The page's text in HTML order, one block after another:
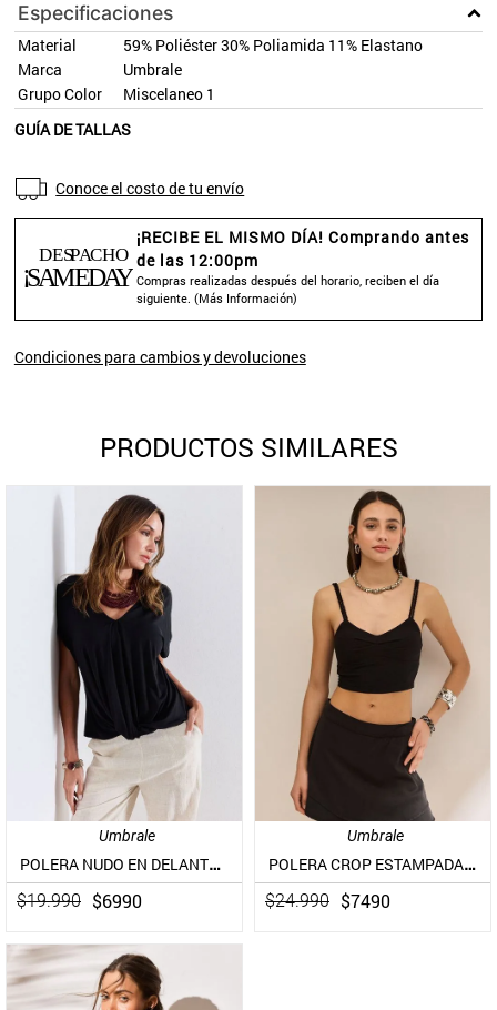
Especificaciones
Material
59% Poliéster 30% Poliamida 11% Elastano
Marca
Umbrale
Grupo Color
Miscelaneo 1
GUÍA DE TALLAS
Conoce el costo de tu envío
¡RECIBE EL MISMO DÍA! Comprando antes
de las 12:00pm
Compras realizadas después del horario, reciben el día
siguiente. (Más Información)
Condiciones para cambios y devoluciones
PRODUCTOS SIMILARES
Umbrale
POLERA NUDO EN DELANTERO
$19.990 $6990
Umbrale
POLERA CROP ESTAMPADA CON TIRANTES TORCIDOS
$24.990 $7490